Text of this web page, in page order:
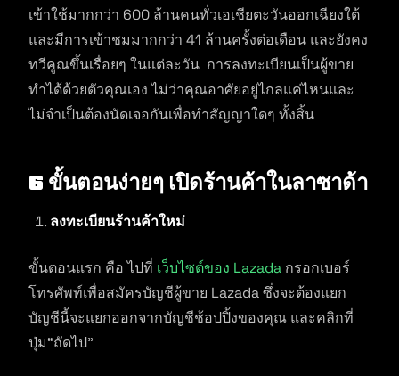
เข้าใช้มากกว่า 600 ล้านคนทั่วเอเชียตะวันออกเฉียงใต้
และมีการเข้าชมมากกว่า 41 ล้านครั้งต่อเดือน และยังคง
ทวีคูณขึ้นเรื่อยๆ ในแต่ละวัน การลงทะเบียนเป็นผู้ขาย
ทำได้ด้วยตัวคุณเอง ไม่ว่าคุณอาศัยอยู่ไกลแค่ไหนและ
ไม่จำเป็นต้องนัดเจอกันเพื่อทำสัญญาใดๆ ทั้งสิ้น
6 ขั้นตอนง่ายๆ เปิดร้านค้าในลาซาด้า
ลงทะเบียนร้านค้าใหม่
ขั้นตอนแรก คือ ไปที่ เว็บไซต์ของ Lazada กรอกเบอร์
โทรศัพท์เพื่อสมัครบัญชีผู้ขาย Lazada ซึ่งจะต้องแยก
บัญชีนี้จะแยกออกจากบัญชีช้อปปิ้งของคุณ และคลิกที่
ปุ่ม“ถัดไป”